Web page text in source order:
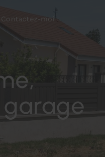
Contactez-moi